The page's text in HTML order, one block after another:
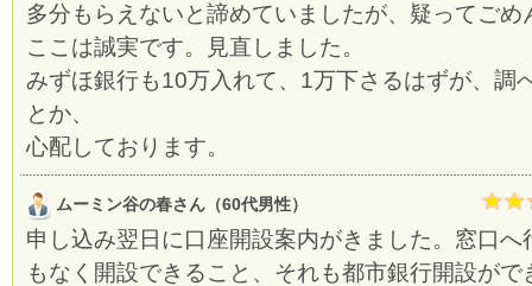
多分もらえないと諦めていましたが、疑ってごめ
ここは誠実です。見直しました。
みずほ銀行も10万入れて、1万下さるはずが、調
とか、
心配しております。
ムーミン谷の春さん（60代男性）
申し込み翌日に口座開設案内がきました。窓口
もなく開設できること、それも都市銀行開設が